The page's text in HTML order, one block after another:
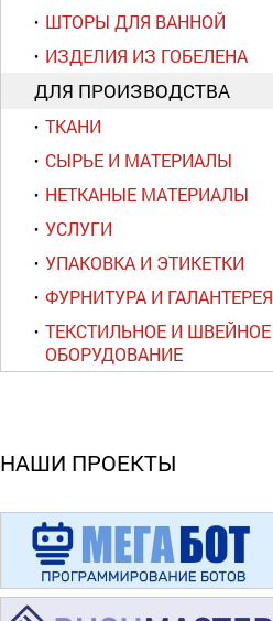
ШТОРЫ ДЛЯ ВАННОЙ
ИЗДЕЛИЯ ИЗ ГОБЕЛЕНА
ДЛЯ ПРОИЗВОДСТВА
ТКАНИ
СЫРЬЕ И МАТЕРИАЛЫ
НЕТКАНЫЕ МАТЕРИАЛЫ
УСЛУГИ
УПАКОВКА И ЭТИКЕТКИ
ФУРНИТУРА И ГАЛАНТЕРЕЯ
ТЕКСТИЛЬНОЕ И ШВЕЙНОЕ
ОБОРУДОВАНИЕ
НАШИ ПРОЕКТЫ